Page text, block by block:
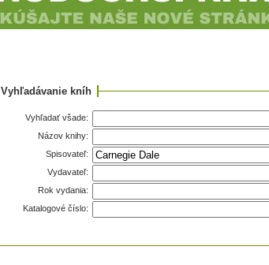
Vyhľadávanie kníh
Vyhľadať všade:
Názov knihy:
Spisovateľ:
Vydavateľ:
Rok vydania:
Katalogové číslo: